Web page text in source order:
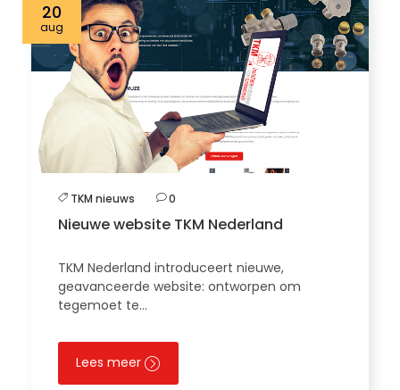
20
aug
TKM nieuws 0
Nieuwe website TKM Nederland
TKM Nederland introduceert nieuwe,
geavanceerde website: ontworpen om
tegemoet te…
Lees meer